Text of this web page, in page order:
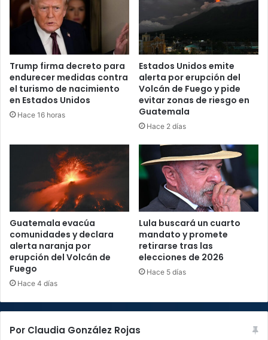
Trump firma decreto para
endurecer medidas contra
el turismo de nacimiento
en Estados Unidos
Hace 16 horas
Estados Unidos emite
alerta por erupción del
Volcán de Fuego y pide
evitar zonas de riesgo en
Guatemala
Hace 2 días
Guatemala evacúa
comunidades y declara
alerta naranja por
erupción del Volcán de
Fuego
Hace 4 días
Lula buscará un cuarto
mandato y promete
retirarse tras las
elecciones de 2026
Hace 5 días
Por Claudia González Rojas